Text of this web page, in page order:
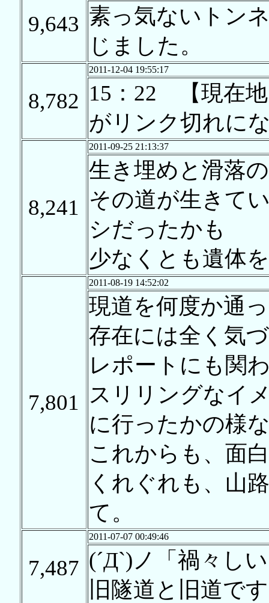
9,643 素っ気ないトン
じました。
8,782
2011-12-04 19:55:17
15：22 【現在
がリンク切れに
8,241
2011-09-25 21:13:37
生き埋めと滑落
その道が生きて
シだったかも
少なくとも遺体
7,801
2011-08-19 14:52:02
現道を何度か通
存在には全く気
レポートにも関
スリリングなイ
に行ったかの様
これからも、面
くれぐれも、山
て。
7,487
2011-07-07 00:49:46
(´Д`)ノ「禍々し
旧隧道と旧道で